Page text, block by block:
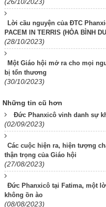
Lời cầu nguyện của ĐTC
PACEM IN TERRIS (HÒA BÌNH
(28/10/2023)
Một Giáo hội mở ra cho mọi
bị tổn thương
(30/10/2023)
Những tin cũ hơn
Đức Phanxicô vinh danh sự
(02/09/2023)
Các cuộc hiện ra, hiện tượng
thận trọng của Giáo hội
(27/08/2023)
Đức Phanxicô tại Fatima, một
không ồn ào
(08/08/2023)